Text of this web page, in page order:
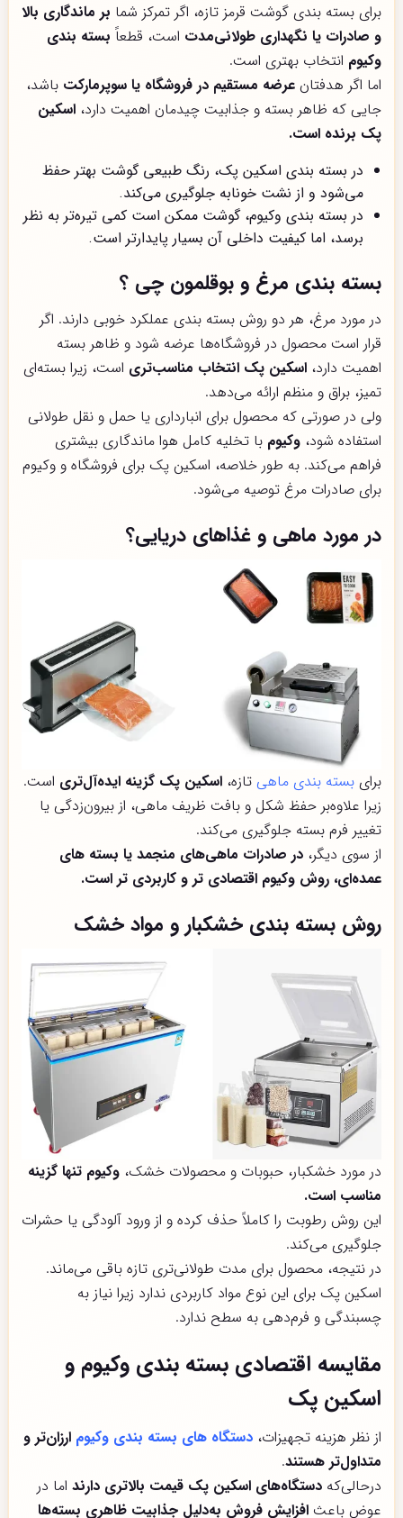
برای بسته بندی گوشت قرمز تازه، اگر تمرکز شما بر ماندگاری بالا
و صادرات یا نگهداری طولانی‌مدت است، قطعاً بسته بندی
وکیوم انتخاب بهتری است.
اما اگر هدفتان عرضه مستقیم در فروشگاه یا سوپرمارکت باشد،
جایی که ظاهر بسته و جذابیت چیدمان اهمیت دارد، اسکین
پک برنده است.
در بسته بندی اسکین پک، رنگ طبیعی گوشت بهتر حفظ
می‌شود و از نشت خونابه جلوگیری می‌کند.
در بسته بندی وکیوم، گوشت ممکن است کمی تیره‌تر به نظر
برسد، اما کیفیت داخلی آن بسیار پایدارتر است.
بسته بندی مرغ و بوقلمون چی ؟
در مورد مرغ، هر دو روش بسته بندی عملکرد خوبی دارند. اگر
قرار است محصول در فروشگاه‌ها عرضه شود و ظاهر بسته
اهمیت دارد، اسکین پک انتخاب مناسب‌تری است، زیرا بسته‌ای
تمیز، براق و منظم ارائه می‌دهد.
ولی در صورتی که محصول برای انبارداری یا حمل و نقل طولانی
استفاده شود، وکیوم با تخلیه کامل هوا ماندگاری بیشتری
فراهم می‌کند. به طور خلاصه، اسکین پک برای فروشگاه و وکیوم
برای صادرات مرغ توصیه می‌شود.
در مورد ماهی و غذاهای دریایی؟
برای بسته بندی ماهی تازه، اسکین پک گزینه ایده‌آل‌تری است.
زیرا علاوه‌بر حفظ شکل و بافت ظریف ماهی، از بیرون‌زدگی یا
تغییر فرم بسته جلوگیری می‌کند.
از سوی دیگر، در صادرات ماهی‌های منجمد یا بسته های
عمده‌ای، روش وکیوم اقتصادی تر و کاربردی تر است.
روش بسته بندی خشکبار و مواد خشک
در مورد خشکبار، حبوبات و محصولات خشک، وکیوم تنها گزینه
مناسب است.
این روش رطوبت را کاملاً حذف کرده و از ورود آلودگی یا حشرات
جلوگیری می‌کند.
در نتیجه، محصول برای مدت طولانی‌تری تازه باقی می‌ماند.
اسکین پک برای این نوع مواد کاربردی ندارد زیرا نیاز به
چسبندگی و فرم‌دهی به سطح ندارد.
مقایسه اقتصادی بسته بندی وکیوم و
اسکین پک
از نظر هزینه تجهیزات، دستگاه های بسته بندی وکیوم ارزان‌تر و
متداول‌تر هستند.
درحالی‌که دستگاه‌های اسکین پک قیمت بالاتری دارنداما در
عوض باعث افزایش فروش به‌دلیل جذابیت ظاهری بسته‌ها